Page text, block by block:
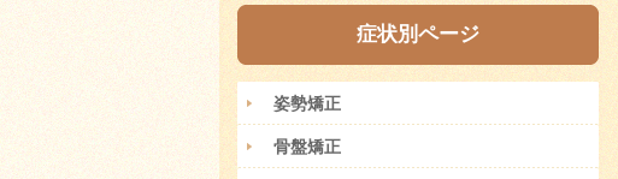
症状別ページ
姿勢矯正
骨盤矯正